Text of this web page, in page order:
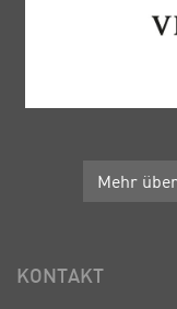
Mehr
KONTAKT